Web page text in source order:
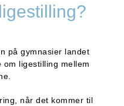
på gymnasier landet
ligestilling mellem
når det kommer til